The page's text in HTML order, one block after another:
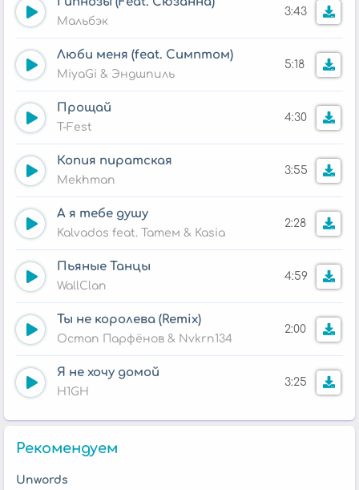
Мальбэк
3:43
Люби меня (feat. Симптом)
MiyaGi & Эндшпиль
5:18
Прощай
T-Fest
4:30
Копия пиратская
Mekhman
3:55
А я тебе душу
Kalvados feat. Татем & Kasia
2:28
Пьяные Танцы
WallClan
4:59
Ты не королева (Remix)
Остап Парфёнов & Nvkrn134
2:00
Я не хочу домой
H1GH
3:25
Рекомендуем
Unwords